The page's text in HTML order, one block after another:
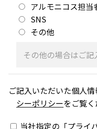
アルモニコス担当
SNS
その他
ご記入いただいた個人情
シーポリシーをご覧く
当社指定の「プライ